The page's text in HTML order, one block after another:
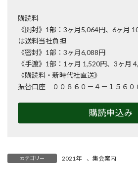
購読料
《開封》1部：3ヶ月5,064円、6ヶ
は送料当社負担
《密封》1部：3ヶ月6,088円
《手渡》1部：1ヶ月 1,520円、3ヶ月
《購読料・新時代社直送》
振替口座 ００８６０－４－１５６
購読申込み
カテゴリー 2021年 、 集会案内